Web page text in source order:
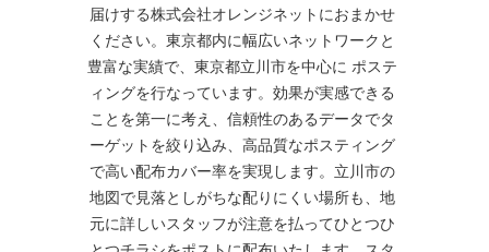
届けする株式会社オレンジネットにおまかせ
ください。東京都内に幅広いネットワークと
豊富な実績で、東京都立川市を中心に ポステ
ィングを行なっています。効果が実感できる
ことを第一に考え、信頼性のあるデータでタ
ーゲットを絞り込み、高品質なポスティング
で高い配布カバー率を実現します。立川市の
地図で見落としがちな配りにくい場所も、地
元に詳しいスタッフが注意を払ってひとつひ